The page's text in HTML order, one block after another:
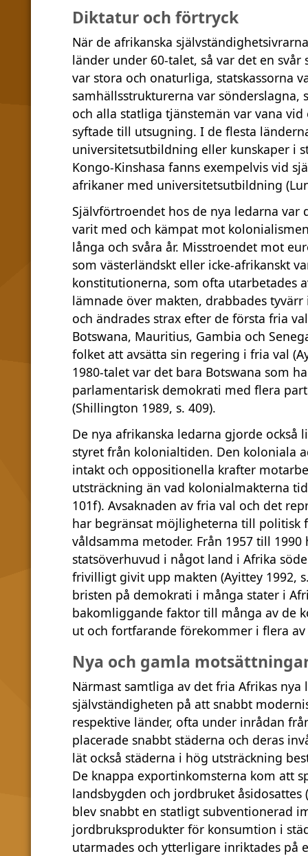
Diktatur och förtryck
När de afrikanska
länder under 60-talet, så var det en
var stora och onaturliga, statskassorna
samhällsstrukturerna var
och alla statliga tjänstemän var vana
syftade till utsugning. I de flesta
universitetsutbildning eller kunskaper i
Kongo-Kinshasa fanns exempelvis vid
afrikaner med universitetsutbildning
Självförtroendet hos de nya ledarna var
varit med och kämpat mot
långa och svåra år. Misstroendet mot
som västerländskt eller icke-afrikanskt
konstitutionerna, som ofta utarbetades
lämnade över makten, drabbades
och ändrades strax efter de första fria
Botswana, Mauritius, Gambia och
folket att avsätta sin regering i fria val
1980-talet var det bara Botswana som
parlamentarisk demokrati med flera
(Shillington 1989, s. 409).
De nya afrikanska ledarna gjorde också
styret från kolonialtiden. Den koloniala
intakt och oppositionella krafter
utsträckning än vad kolonialmakterna
101f). Avsaknaden av fria val och det
har begränsat möjligheterna till politisk
våldsamma metoder. Från 1957 till
statsöverhuvud i något land i Afrika
frivilligt givit upp makten (Ayittey 1992,
bristen på demokrati i många stater i
bakomliggande faktor till många av de
ut och fortfarande förekommer i flera av
Nya och gamla
Närmast samtliga av det fria Afrikas
självständigheten på att snabbt
respektive länder, ofta under inrådan
placerade snabbt städerna och deras
lät också städerna i hög utsträckning
De knappa exportinkomsterna kom att
landsbygden och jordbruket åsidosattes
blev snabbt en statligt subventionerad
jordbruksprodukter för konsumtion i
utarmades och ytterligare inriktades